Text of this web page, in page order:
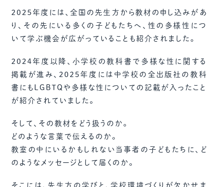
2025年度には、全国の先生方から教材の申し込みがあ
り、その先にいる多くの子どもたちへ、性の多様性につ
いて学ぶ機会が広がっていることも紹介されました。
2024年度以降、小学校の教科書で多様な性に関する
掲載が進み、2025年度には中学校の全出版社の教科
書にもLGBTQや多様な性についての記載が入ったこと
が紹介されていました。
そして、その教材をどう扱うのか。
どのような言葉で伝えるのか。
教室の中にいるかもしれない当事者の子どもたちに、ど
のようなメッセージとして届くのか。
そこには、先生方の学びと、学校環境づくりが欠かせま